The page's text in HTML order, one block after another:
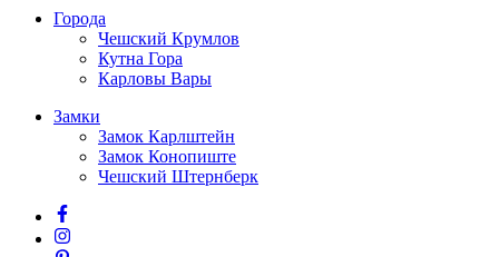
Города
Чешский Крумлов
Кутна Гора
Карловы Вары
Замки
Замок Карлштейн
Замок Конопиште
Чешский Штернберк